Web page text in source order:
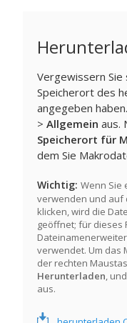
Vergewissern Sie
Speicherort des
angegeben
> Allgemein aus.
Speicherort für
dem Sie
Wichtig Wenn Sie
verwenden und auf
klicken, wird die
geöffnet; für dieses
verwendet. Um das
der rechten
Herunterladen,
aus.